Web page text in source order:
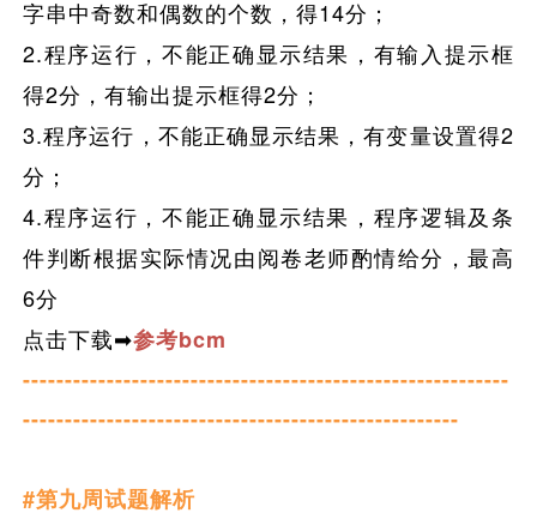
字串中奇数和偶数的个数，得14分；
2.程序运行，不能正确显示结果，有输入提示框
得2分，有输出提示框得2分；
3.程序运行，不能正确显示结果，有变量设置得2
分；
4.程序运行，不能正确显示结果，程序逻辑及条
件判断根据实际情况由阅卷老师酌情给分，最高
6分
点击下载➡参考bcm
----------------------------------------------------------
----------------------------------------------------
#第九周试题解析